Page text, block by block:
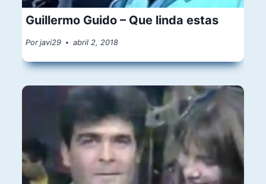
Guillermo Guido – Que linda estas
Por javi29 abril 2, 2018